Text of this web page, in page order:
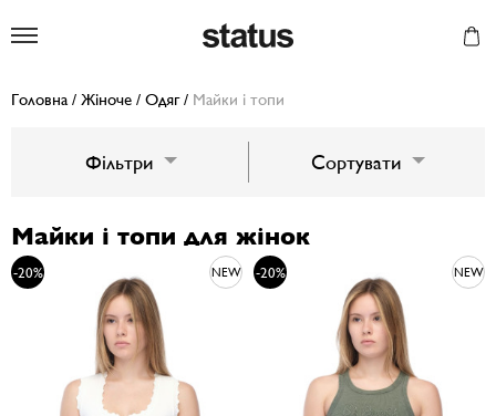
Головна / Жіноче / Одяг/ Майки і топи
Майки і топи для жінок
-20% NEW -20% NEW
Фільтри Сортувати